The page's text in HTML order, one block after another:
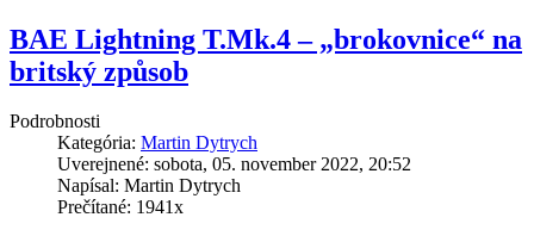
BAE Lightning T.Mk.4 – „brokovnice“ na
britský způsob
Podrobnosti
Kategória: Martin Dytrych
Uverejnené: sobota, 05. november 2022, 20:52
Napísal: Martin Dytrych
Prečítané: 1941x